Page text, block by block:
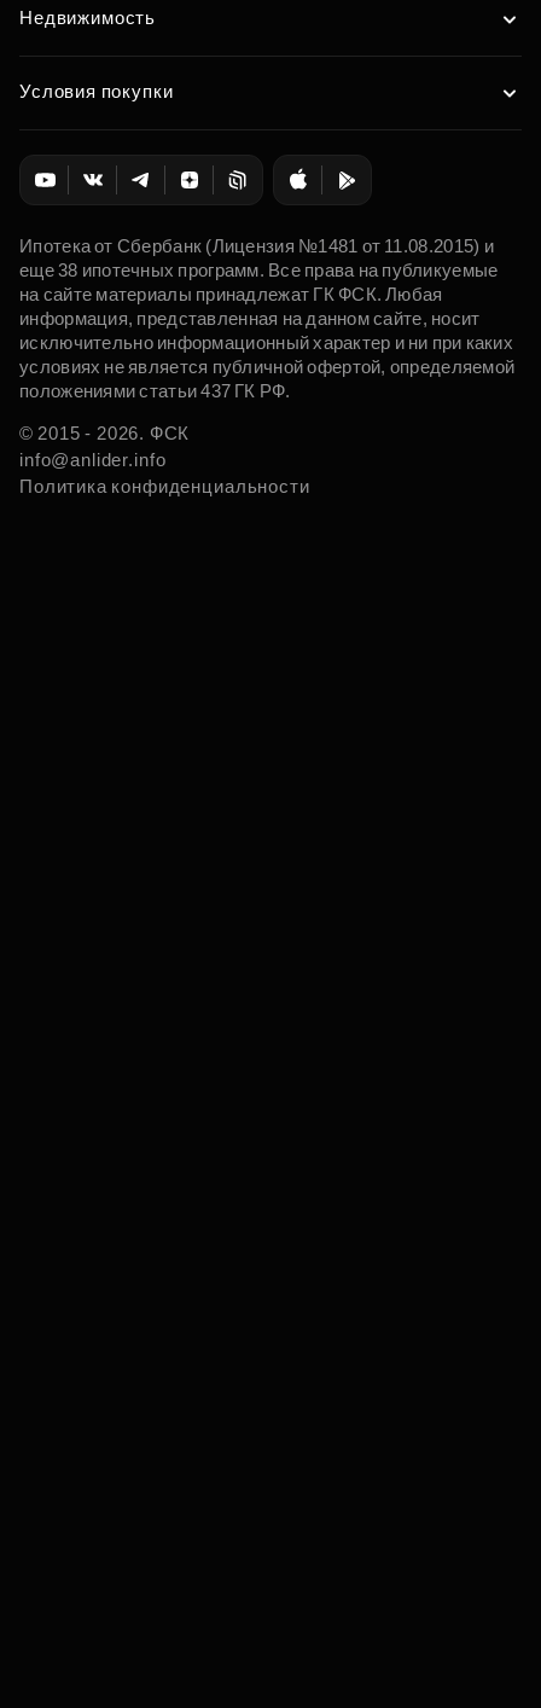
Недвижимость
Условия покупки
Ипотека от Сбербанк (Лицензия №1481 от 11.08.2015) и
еще 38 ипотечных программ. Все права на публикуемые
на сайте материалы принадлежат ГК ФСК. Любая
информация, представленная на данном сайте, носит
исключительно информационный характер и ни при каких
условиях не является публичной офертой, определяемой
положениями статьи 437 ГК РФ.
© 2015 - 2026. ФСК
info@anlider.info
Политика конфиденциальности